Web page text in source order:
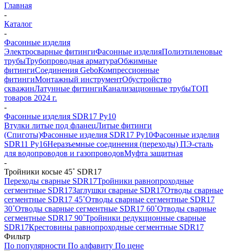
Главная
-
Каталог
-
Фасонные изделия
Электросварные фитингиФасонные изделияПолиэтиленовые
трубыТрубопроводная арматураОбжимные
фитингиСоединения GeboКомпрессионные
фитингиМонтажный инструментОбустройство
скважинЛатунные фитингиКанализационные трубыТОП
товаров 2024 г.
-
Фасонные изделия SDR17 Ру10
Втулки литые под фланецЛитые фитинги
(Спиготы)Фасонные изделия SDR17 Ру10Фасонные изделия
SDR11 Ру16Неразъемные соединения (переходы) ПЭ-сталь
для водопроводов и газопроводовМуфта защитная
-
Тройники косые 45˚ SDR17
Переходы сварные SDR17Тройники равнопроходные
сегментные SDR17Заглушки сварные SDR17Отводы сварные
сегментные SDR17 45˚Отводы сварные сегментные SDR17
30˚Отводы сварные сегментные SDR17 60˚Отводы сварные
сегментные SDR17 90˚Тройники редукционные сварные
SDR17Крестовины равнопроходные сегментные SDR17
Фильтр
По популярности По алфавиту По цене